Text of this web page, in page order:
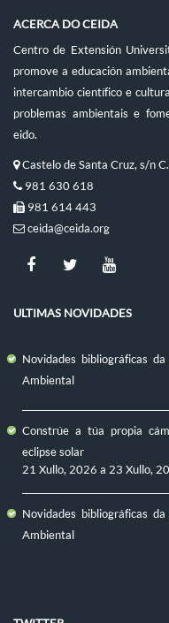
ACERCA DO CEIDA
Centro de Extensión
promove a educación
intercambio científico e
problemas ambientais e
eido.
Castelo de Santa Cruz, s/n
981 630 618
981 614 443
ceida@ceida.org
ULTIMAS NOVIDADES
Novidades bibliográficas
Ambiental
Constrúe a túa propia
eclipse solar
21 Xullo, 2026 a 23 Xullo,
Novidades bibliográficas
Ambiental